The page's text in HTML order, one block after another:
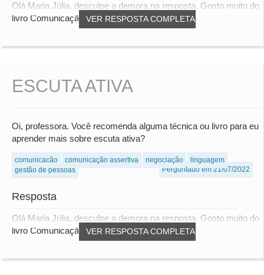
VER RESPOSTA COMPLETA
Olá Maria Júlia, desculpe a demora na resposta. Gosto muito do
livro Comunicação Não-violenta, de Ma...
ESCUTA ATIVA
Oi, professora. Você recomenda alguma técnica ou livro para eu
aprender mais sobre escuta ativa?
comunicação comunicação assertiva negociação
linguagem
gestão de pessoas
Perguntado em 21/07/2022
Resposta
VER RESPOSTA COMPLETA
Olá Maria Júlia, desculpe a demora na resposta. Gosto muito do
livro Comunicação Não-violenta, de Ma...